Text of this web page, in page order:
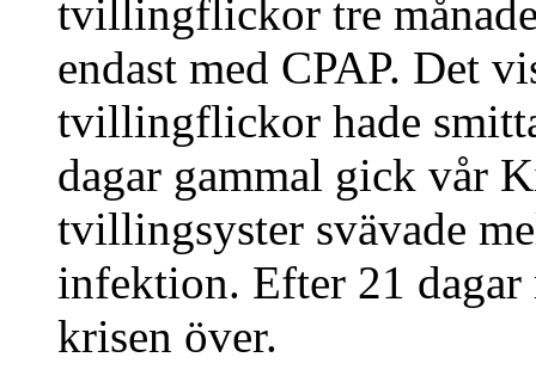
tvillingflickor tre
endast med CPAP. Det
tvillingflickor hade
dagar gammal gick vår
tvillingsyster svävade
infektion. Efter 21
krisen över.